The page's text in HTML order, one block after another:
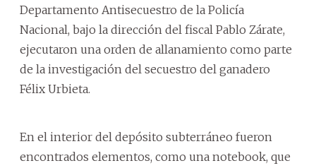
Departamento Antisecuestro de la Policía
Nacional, bajo la dirección del fiscal Pablo Zárate,
ejecutaron una orden de allanamiento como parte
de la investigación del secuestro del ganadero
Félix Urbieta.
En el interior del depósito subterráneo fueron
encontrados elementos, como una notebook, que